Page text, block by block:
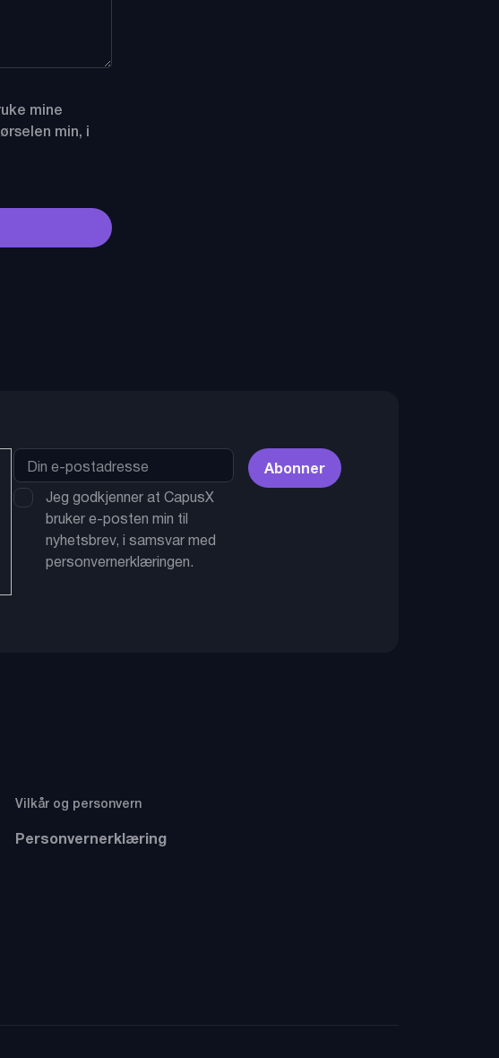
mine
min, i
Jeg godkjenner at CapusX
bruker e-posten min til
nyhetsbrev, i samsvar med
personvernerklæringen.
Abonner
Vilkår og personvern
Personvernerklæring